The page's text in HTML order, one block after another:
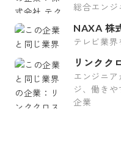
総合エン
NAXA 株
テレビ業
リンクク
エンジニ
ジ、働きや
企業